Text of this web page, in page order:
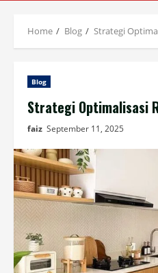
Home Blog Strategi
Blog
Strategi Optimalisasi
faiz September 11, 2025